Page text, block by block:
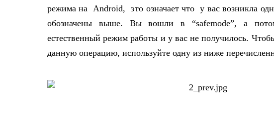
режима на Android, это означает что у вас возникла
обозначены выше. Вы вошли в “safemode”, а
естественный режим работы и у вас не получилось.
данную операцию, используйте одну из ниже